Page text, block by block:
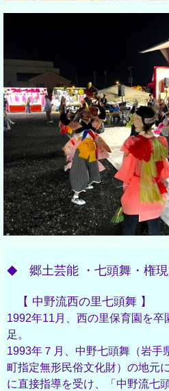
◆ 郷土芸能 ・七頭舞・権
【 中野流西の里七頭舞 】
1992年11月、西の里保育園を卒
足。
1993年７月、中野七頭舞（岩手
町指定無形民俗文化財）の地元
に直接指導を受け、「中野流七